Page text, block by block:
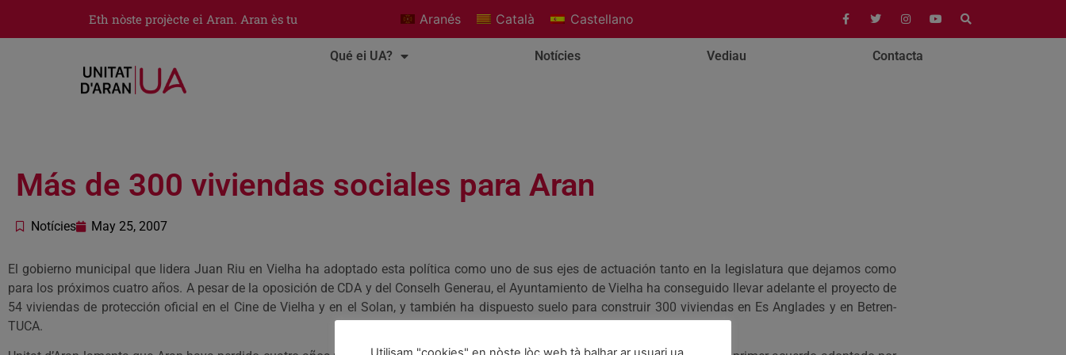
Eth nòste projècte ei Aran. Aran ès tu Aranés Català Castellano
Qué ei UA? Notícies Vediau Contacta
Más de 300 viviendas sociales para Aran
Notícies May 25, 2007
El gobierno municipal que lidera Juan Riu en Vielha ha adoptado esta política como uno de sus ejes de actuación tanto en la legislatura que dejamos como
para los próximos cuatro años. A pesar de la oposición de CDA y del Conselh Generau, el Ayuntamiento de Vielha ha conseguido llevar adelante el proyecto de
54 viviendas de protección oficial en el Cine de Vielha y en el Solan, y también ha dispuesto suelo para construir 300 viviendas en Es Anglades y en Betren-
TUCA.